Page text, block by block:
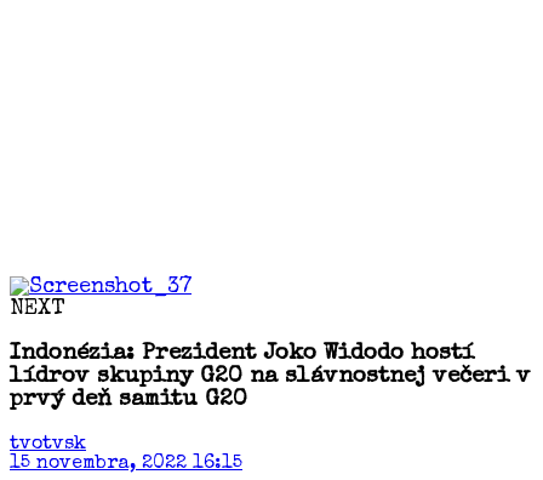
NEXT
Indonézia: Prezident Joko Widodo hostí
lídrov skupiny G20 na slávnostnej večeri v
prvý deň samitu G20
tvotvsk
15 novembra, 2022 16:15